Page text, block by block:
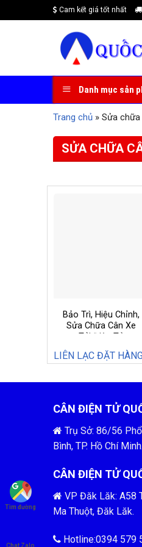
to
Cam kết giá tốt nhất
Danh mục sản
Trang chủ » Sửa chữa
SỬA CHỮA
Bảo Trì, Hiệu Chỉnh,
Sửa Chữa Cân Xe
Tải Điện Tử
LIÊN LẠC ĐẶT
CÂN ĐIỆN TỬ
Trụ Sở: 86/56
Bình, TP. Hồ Chí Minh.
CÂN ĐIỆN TỬ
VP Đăk Lăk: A58
Ma Thuột, Đăk Lăk.
Hotline:0394 579
Tìm đường
Chat Zalo